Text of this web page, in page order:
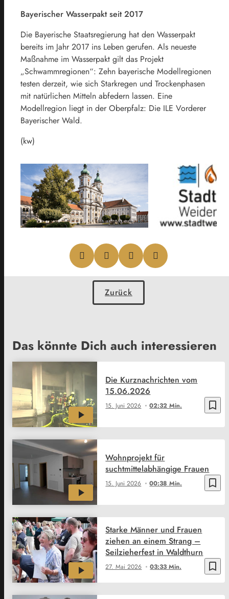
Bayerischer Wasserpakt seit 2017
Die Bayerische Staatsregierung hat den Wasserpakt
bereits im Jahr 2017 ins Leben gerufen. Als neueste
Maßnahme im Wasserpakt gilt das Projekt
„Schwammregionen“: Zehn bayerische Modellregionen
testen derzeit, wie sich Starkregen und Trockenphasen
mit natürlichen Mitteln abfedern lassen. Eine
Modellregion liegt in der Oberpfalz: Die ILE Vorderer
Bayerischer Wald.
(kw)
Zurück
Das könnte Dich auch interessieren
bookmark_border
15. Juni 2026 02:32 Min.
Die Kurznachrichten vom
15.06.2026
bookmark_border
15. Juni 2026 00:38 Min.
Wohnprojekt für
suchtmittelabhängige Frauen
bookmark_border
27. Mai 2026 03:33 Min.
Starke Männer und Frauen
ziehen an einem Strang –
Seilzieherfest in Waldthurn